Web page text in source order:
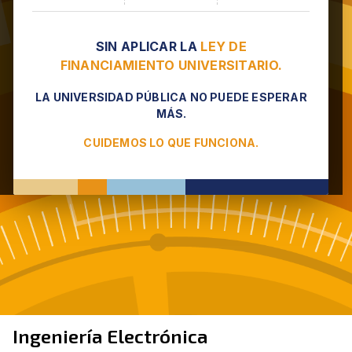
SIN APLICAR LA LEY DE
FINANCIAMIENTO UNIVERSITARIO.
LA UNIVERSIDAD PÚBLICA NO PUEDE ESPERAR
MÁS.
CUIDEMOS LO QUE FUNCIONA.
Ingeniería Electrónica